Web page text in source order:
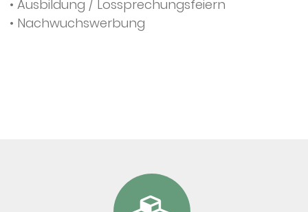
• Ausbildung / Lossprechungsfeiern
• Nachwuchswerbung